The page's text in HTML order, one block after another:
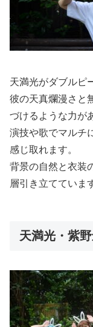
天満光がダブルピ
彼の天真爛漫さと
づけるような力が
演技や歌でマルチ
感じ取れます。
背景の自然と衣装
層引き立てていま
天満光・紫